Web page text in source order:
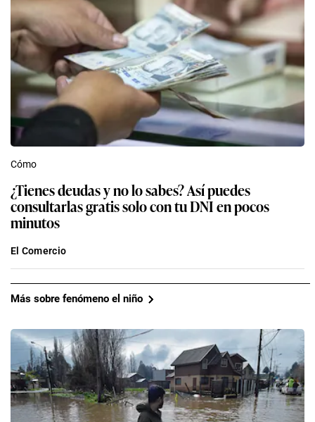
Cómo
¿Tienes deudas y no lo sabes? Así puedes
consultarlas gratis solo con tu DNI en pocos
minutos
El Comercio
Más sobre fenómeno el niño